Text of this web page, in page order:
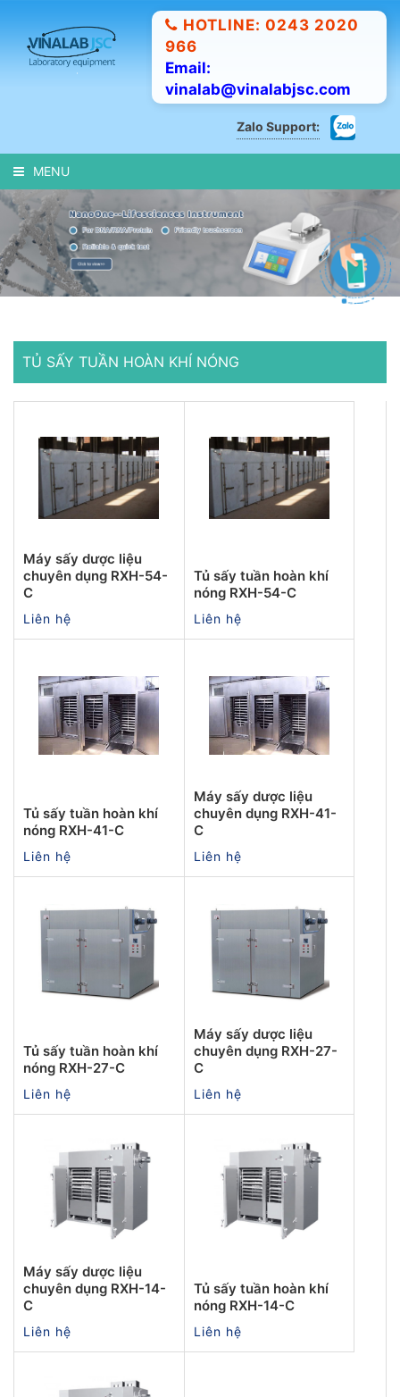
HOTLINE: 0243 2020
966
Email:
vinalab@vinalabjsc.com
Zalo Support:
MENU
TỦ SẤY TUẦN HOÀN KHÍ NÓNG
Máy sấy dược liệu
chuyên dụng RXH-54-
C
Liên hệ
Tủ sấy tuần hoàn khí
nóng RXH-54-C
Liên hệ
Tủ sấy tuần hoàn khí
nóng RXH-41-C
Liên hệ
Máy sấy dược liệu
chuyên dụng RXH-41-
C
Liên hệ
Tủ sấy tuần hoàn khí
nóng RXH-27-C
Liên hệ
Máy sấy dược liệu
chuyên dụng RXH-27-
C
Liên hệ
Máy sấy dược liệu
chuyên dụng RXH-14-
C
Liên hệ
Tủ sấy tuần hoàn khí
nóng RXH-14-C
Liên hệ